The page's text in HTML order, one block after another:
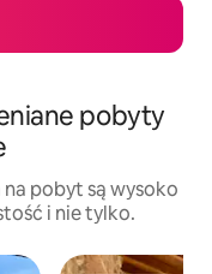
pobyty
pobyt są wysoko
i nie tylko.